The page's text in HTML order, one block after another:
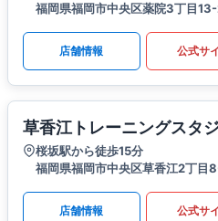
福岡県福岡市中央区薬院3丁目
店舗情報 公式サ
草香江トレーニングスタ
桜坂駅から徒歩15分
福岡県福岡市中央区草香江2丁目
店舗情報 公式サ